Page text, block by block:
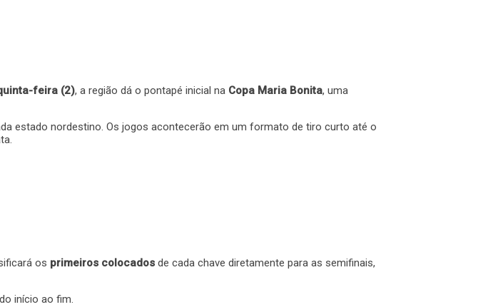
feira (2), a região dá o pontapé inicial na Copa Maria Bonita, uma
estado nordestino. Os jogos acontecerão em um formato de tiro curto até o
os primeiros colocados de cada chave diretamente para as semifinais,
início ao fim.